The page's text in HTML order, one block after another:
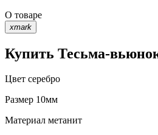
О товаре
xmark
Купить Тесьма-
Цвет серебро
Размер 10мм
Материал метанит